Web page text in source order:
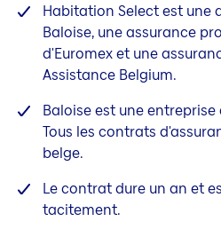
Habitation Select est une
Baloise, une assurance
d'Euromex et une
Assistance Belgium.
Baloise est une
Tous les contrats
belge.
Le contrat dure un an et
tacitement.